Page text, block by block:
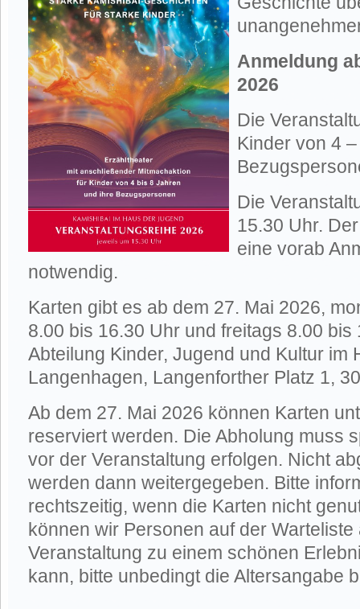
Anmeldung
2026
Die
Kinder von 4
Die
15.30 Uhr.
eine vorab
notwendig.
Karten gibt es ab dem 27. Mai 2026,
8.00 bis 16.30 Uhr und freitags 8.00 bis
Abteilung Kinder, Jugend und Kultur im
Langenhagen, Langenforther Platz 1,
Ab dem 27. Mai 2026 können Karten
reserviert werden. Die Abholung muss
vor der Veranstaltung erfolgen. Nicht
werden dann weitergegeben. Bitte
rechtszeitig, wenn die Karten nicht
können wir Personen auf der
Veranstaltung zu einem schönen
kann, bitte unbedingt die Altersangabe